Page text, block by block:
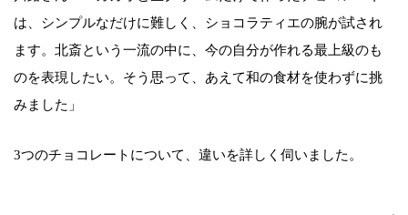
は、シンプルなだけに難しく、ショコラティエの腕が試され
ます。北斎という一流の中に、今の自分が作れる最上級のも
のを表現したい。そう思って、あえて和の食材を使わずに挑
みました」
3つのチョコレートについて、違いを詳しく伺いました。